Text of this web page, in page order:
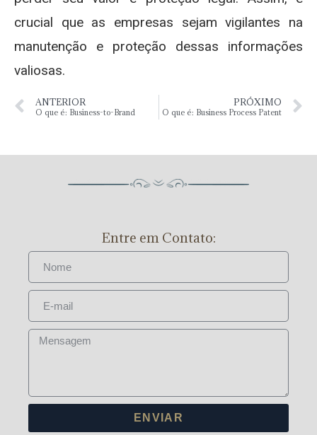
crucial que as empresas sejam vigilantes na
manutenção e proteção dessas informações
valiosas.
ANTERIOR
O que é: Business-to-Brand
PRÓXIMO
O que é: Business Process Patent
Entre em Contato:
ENVIAR